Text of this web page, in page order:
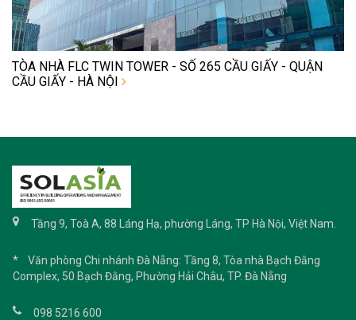
TÒA NHÀ FLC TWIN TOWER - SỐ 265 CẦU GIẤY - QUẬN
CẦU GIẤY - HÀ NỘI
Tầng 9, Toà A, 88 Láng Hạ, phường Láng, TP Hà Nội, Việt Nam.
* Văn phòng Chi nhánh Đà Nẵng: Tầng 8, Tòa nhà Bạch Đằng
Complex, 50 Bạch Đằng, Phường Hải Châu, TP. Đà Nẵng
098 5216 600